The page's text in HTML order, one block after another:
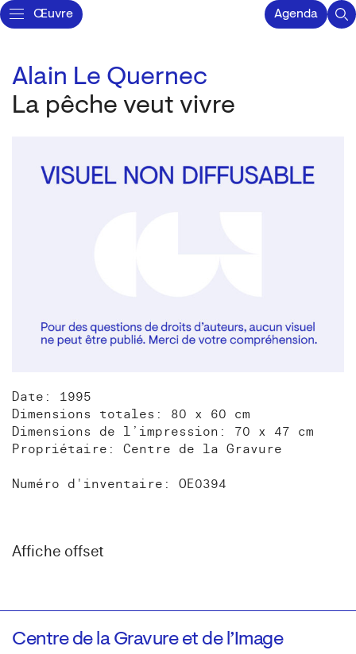
Œuvre Agenda
Alain Le Quernec
La pêche veut vivre
Date: 1995
Dimensions totales: 80 x 60 cm
Dimensions de l’impression: 70 x 47 cm
Propriétaire: Centre de la Gravure
Numéro d'inventaire: OE0394
Affiche offset
Centre de la Gravure et de l’Image